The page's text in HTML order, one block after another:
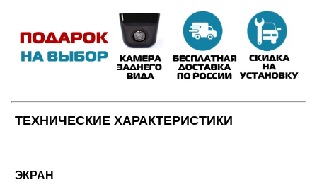
ТЕХНИЧЕСКИЕ ХАРАКТЕРИСТИКИ
ЭКРАН